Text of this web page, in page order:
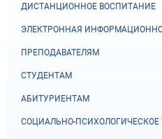
ДИСТАНЦИОННОЕ ВОСПИТАНИЕ
ЭЛЕКТРОННАЯ
ПРЕПОДАВАТЕЛЯМ
СТУДЕНТАМ
АБИТУРИЕНТАМ
СОЦИАЛЬНО-ПСИХОЛОГИЧЕСКОЕ